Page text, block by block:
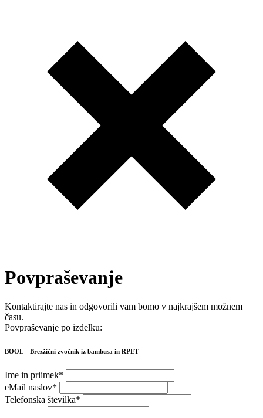
Povpraševanje
Kontaktirajte nas in odgovorili vam bomo v najkrajšem možnem
času.
Povpraševanje po izdelku:
BOOL – Brezžični zvočnik iz bambusa in RPET
Ime in priimek*
eMail naslov*
Telefonska številka*